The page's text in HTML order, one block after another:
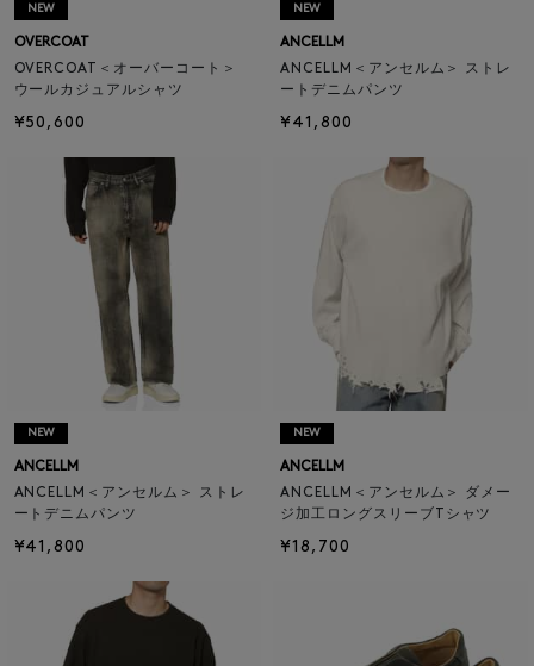
NEW
OVERCOAT
OVERCOAT＜オーバーコート＞
ウールカジュアルシャツ
¥50,600
NEW
ANCELLM
ANCELLM＜アンセルム＞ ストレ
ートデニムパンツ
¥41,800
NEW
ANCELLM
ANCELLM＜アンセルム＞ ストレ
ートデニムパンツ
¥41,800
NEW
ANCELLM
ANCELLM＜アンセルム＞ ダメー
ジ加工ロングスリーブTシャツ
¥18,700